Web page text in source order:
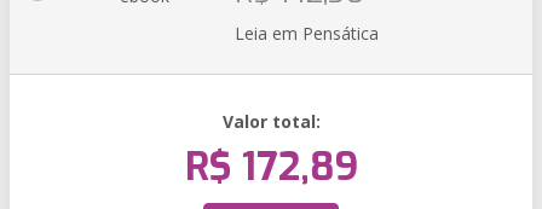
Leia em Pensática
Valor total:
R$ 172,89